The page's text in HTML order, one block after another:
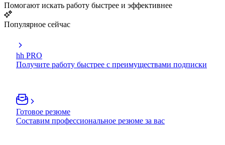
Помогают искать работу быстрее и эффективнее
Популярное сейчас
hh PRO
Получите работу быстрее с преимуществами подписки
Готовое резюме
Составим профессиональное резюме за вас